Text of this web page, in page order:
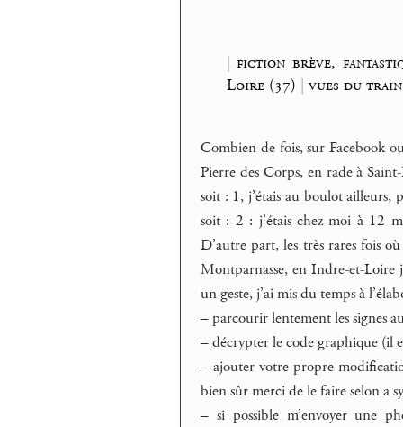
|fiction brève,
Loire (37) | vues du
Combien de fois, sur Facebook
Pierre des Corps, en rade à
soit : 1, j’étais au boulot ailleurs,
soit : 2 : j’étais chez moi à 12
D’autre part, les très rares fois
Montparnasse, en Indre-et-Loire
un geste, j’ai mis du temps à
– parcourir lentement les signes
–décrypter le code graphique (il
– ajouter votre propre
bien sûr merci de le faire selon a
– si possible m’envoyer une